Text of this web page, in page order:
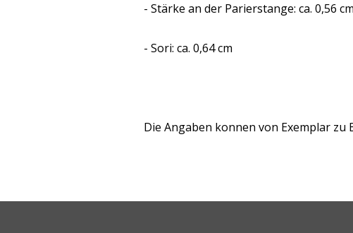
- Stärke an der Parierstange: ca. 0,56 cm
- Sori: ca. 0,64 cm
Die Angaben konnen von Exemplar